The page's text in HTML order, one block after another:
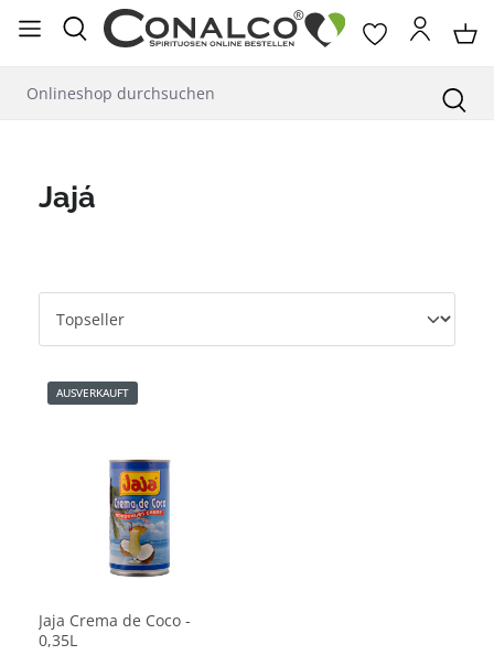
springen
Jajá
AUSVERKAUFT
Jaja Crema de Coco -
0,35L